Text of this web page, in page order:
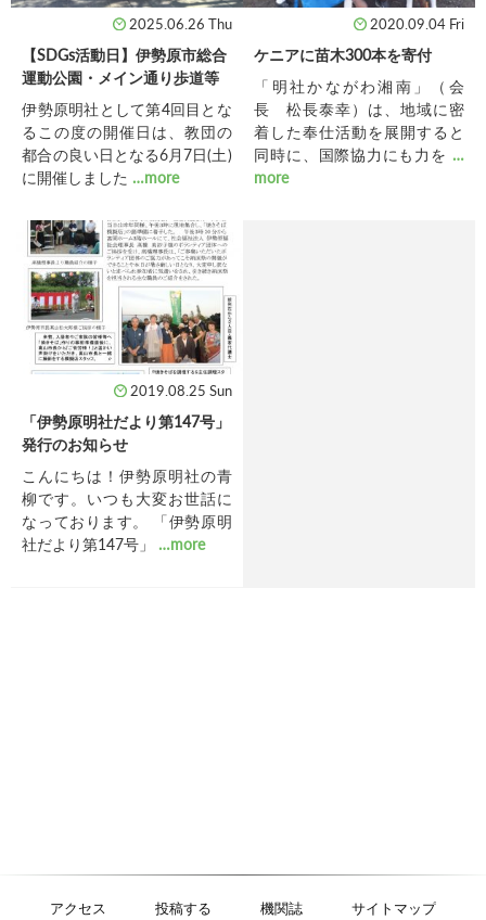
2025.06.26 Thu
【SDGs活動日】伊勢原市総合
運動公園・メイン通り歩道等
伊勢原明社として第4回目とな
るこの度の開催日は、教団の
都合の良い日となる6月7日(土)
に開催しました…more
2020.09.04 Fri
ケニアに苗木300本を寄付
「明社かながわ湘南」（会
長 松長泰幸）は、地域に密
着した奉仕活動を展開すると
同時に、国際協力にも力を …
more
2019.08.25 Sun
「伊勢原明社だより第147号」
発行のお知らせ
こんにちは！伊勢原明社の青
柳です。いつも大変お世話に
なっております。 「伊勢原明
社だより第147号」…more
アクセス 投稿する 機関誌 サイトマップ